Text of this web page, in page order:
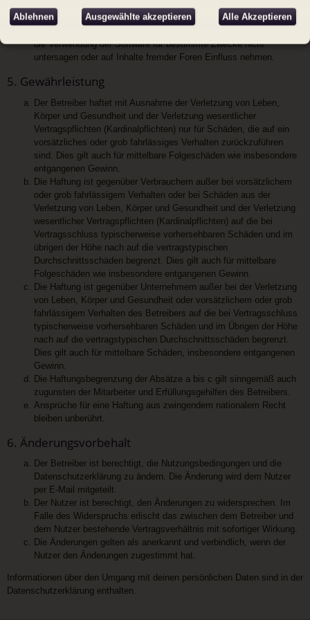
Verfügung gestellt. Beide haben keinen Einfluss auf die Art und
die Verwendung der Software für bestimmte Zwecke nicht
untersagen oder auf Inhalte fremder Foren Einfluss nehmen.
5. Gewährleistung
Der Betreiber haftet mit Ausnahme der Verletzung von Leben,
Körper und Gesundheit und der Verletzung wesentlicher
Vertragspflichten (Kardinalpflichten) nur für Schäden, die auf ein
vorsätzliches oder grob fahrlässiges Verhalten zurückzuführen
sind. Dies gilt auch für mittelbare Folgeschäden wie insbesondere
entgangenen Gewinn.
Die Haftung ist gegenüber Verbrauchern außer bei vorsätzlichem
oder grob fahrlässigem Verhalten oder bei Schäden aus der
Verletzung von Leben, Körper und Gesundheit und der Verletzung
wesentlicher Vertragspflichten (Kardinalpflichten) auf die bei
Vertragsschluss typischerweise vorhersehbaren Schäden und im
übrigen der Höhe nach auf die vertragstypischen
Durchschnittsschäden begrenzt. Dies gilt auch für mittelbare
Folgeschäden wie insbesondere entgangenen Gewinn.
Die Haftung ist gegenüber Unternehmern außer bei der Verletzung
von Leben, Körper und Gesundheit oder vorsätzlichem oder grob
fahrlässigem Verhalten des Betreibers auf die bei Vertragsschluss
typischerweise vorhersehbaren Schäden und im Übrigen der Höhe
nach auf die vertragstypischen Durchschnittsschäden begrenzt.
Dies gilt auch für mittelbare Schäden, insbesondere entgangenen
Gewinn.
Die Haftungsbegrenzung der Absätze a bis c gilt sinngemäß auch
zugunsten der Mitarbeiter und Erfüllungsgehilfen des Betreibers.
Ansprüche für eine Haftung aus zwingendem nationalem Recht
bleiben unberührt.
6. Änderungsvorbehalt
Der Betreiber ist berechtigt, die Nutzungsbedingungen und die
Datenschutzerklärung zu ändern. Die Änderung wird dem Nutzer
per E-Mail mitgeteilt.
Der Nutzer ist berechtigt, den Änderungen zu widersprechen. Im
Falle des Widerspruchs erlischt das zwischen dem Betreiber und
dem Nutzer bestehende Vertragsverhältnis mit sofortiger Wirkung.
Die Änderungen gelten als anerkannt und verbindlich, wenn der
Nutzer den Änderungen zugestimmt hat.
Informationen über den Umgang mit deinen persönlichen Daten sind in der
Datenschutzerklärung enthalten.
Ablehnen Ausgewählte akzeptieren Alle Akzeptieren